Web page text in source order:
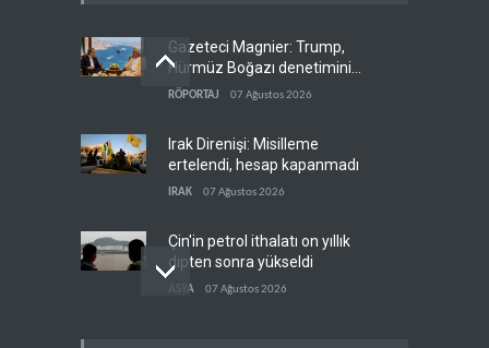
Gazeteci Magnier: Trump,
Hürmüz Boğazı denetimini
doğrudan İran ve Umman'a
RÖPORTAJ 07 Ağustos 2026
Irak Direnişi: Misilleme
ertelendi, hesap kapanmadı
IRAK 07 Ağustos 2026
Çin'in petrol ithalatı on yıllık
dipten sonra yükseldi
ASYA 07 Ağustos 2026